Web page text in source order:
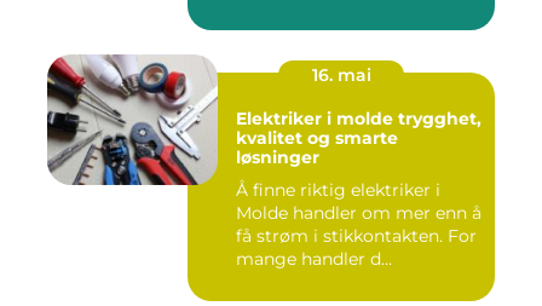
16. mai
Elektriker i molde trygghet,
kvalitet og smarte
løsninger
Å finne riktig elektriker i
Molde handler om mer enn å
få strøm i stikkontakten. For
mange handler d...